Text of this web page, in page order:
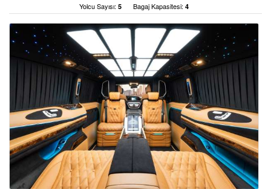
İLETİŞİM
ÜYE GİRİŞİ / KAYIT
Yolcu Sayısı: 5 Bagaj Kapasitesi: 4